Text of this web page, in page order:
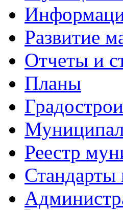
Развитие
Отчеты и
Планы
Реестр
Стандарты